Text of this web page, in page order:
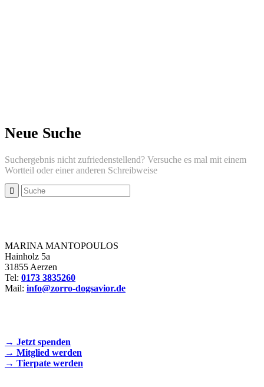
Neue Suche
Suchergebnis nicht zufriedenstellend? Versuche es mal mit einem
Wortteil oder einer anderen Schreibweise
MARINA MANTOPOULOS
Hainholz 5a
31855 Aerzen
Tel: 0173 3835260
Mail: info@zorro-dogsavior.de
→ Jetzt spenden
→ Mitglied werden
→ Tierpate werden